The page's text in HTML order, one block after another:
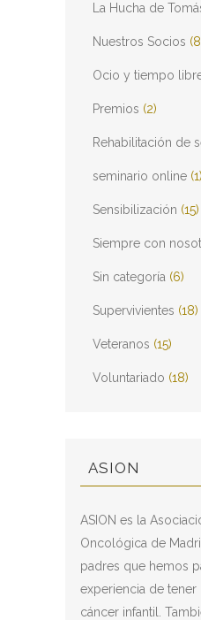
La Hucha de
Nuestros Socios
Ocio y tiempo
Premios (2)
Rehabilitación de
seminario online (1)
Sensibilización (15)
Siempre con
Sin categoría (6)
Supervivientes (18)
Veteranos (15)
Voluntariado (18)
ASION
ASION es la
Oncológica de
padres que hemos
experiencia de tener
cáncer infantil.